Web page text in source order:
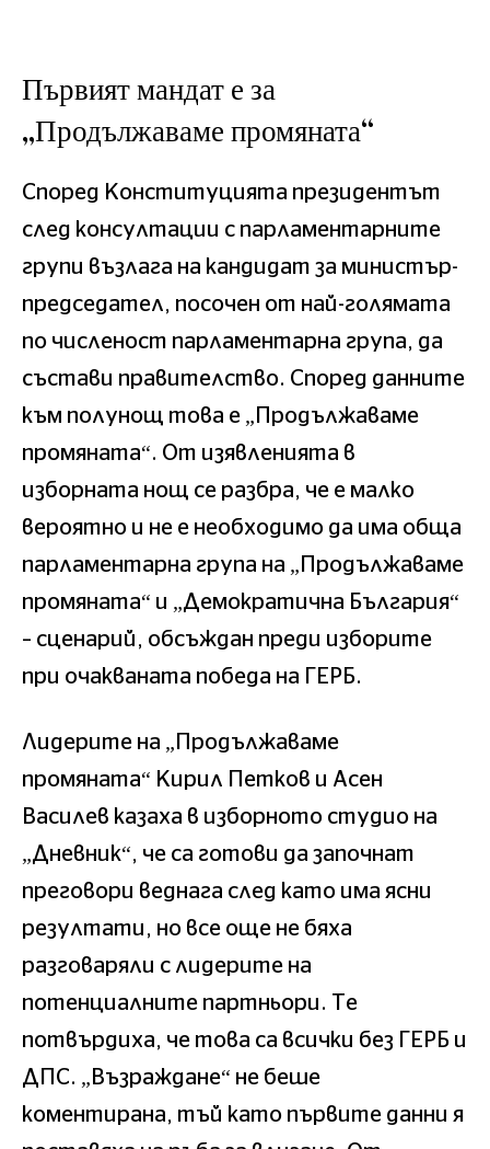
Първият мандат е за
„Продължаваме промяната“
Според Конституцията президентът
след консултации с парламентарните
групи възлага на кандидат за министър-
председател, посочен от най-голямата
по численост парламентарна група, да
състави правителство. Според данните
към полунощ това е „Продължаваме
промяната“. От изявленията в
изборната нощ се разбра, че е малко
вероятно и не е необходимо да има обща
парламентарна група на „Продължаваме
промяната“ и „Демократична България“
– сценарий, обсъждан преди изборите
при очакваната победа на ГЕРБ.
Лидерите на „Продължаваме
промяната“ Кирил Петков и Асен
Василев казаха в изборното студио на
„Дневник“, че са готови да започнат
преговори веднага след като има ясни
резултати, но все още не бяха
разговаряли с лидерите на
потенциалните партньори. Те
потвърдиха, че това са всички без ГЕРБ и
ДПС. „Възраждане“ не беше
коментирана, тъй като първите данни я